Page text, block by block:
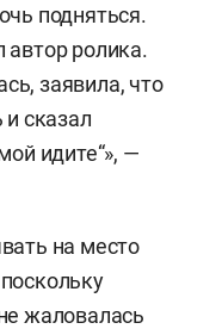
подняться.
автор ролика.
заявила, что
сказал
идите“», —
на место
жаловалась